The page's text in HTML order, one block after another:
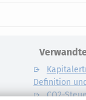
Definition
CO2-